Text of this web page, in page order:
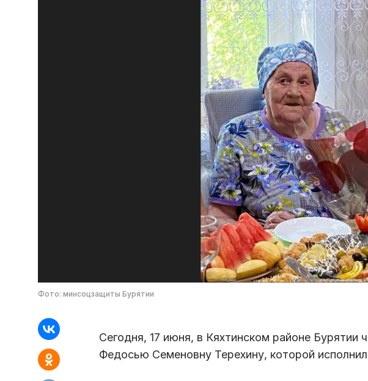
Фото: минсоцзащиты Бурятии
Сегодня, 17 июня, в Кяхтинском районе Бурятии
Федосью Семеновну Терехину, которой